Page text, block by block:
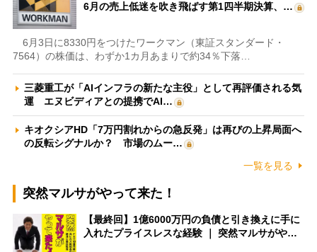
6月の売上低迷を吹き飛ばす第1四半期決算、…
6月3日に8330円をつけたワークマン（東証スタンダード・
7564）の株価は、わずか1カ月あまりで約34％下落…
三菱重工が「AIインフラの新たな主役」として再評価される気
運 エヌビディアとの提携でAI…
キオクシアHD「7万円割れからの急反発」は再びの上昇局面へ
の反転シグナルか？ 市場のムー…
一覧を見る
突然マルサがやって来た！
【最終回】1億6000万円の負債と引き換えに手に
入れたプライスレスな経験 ｜ 突然マルサがや…